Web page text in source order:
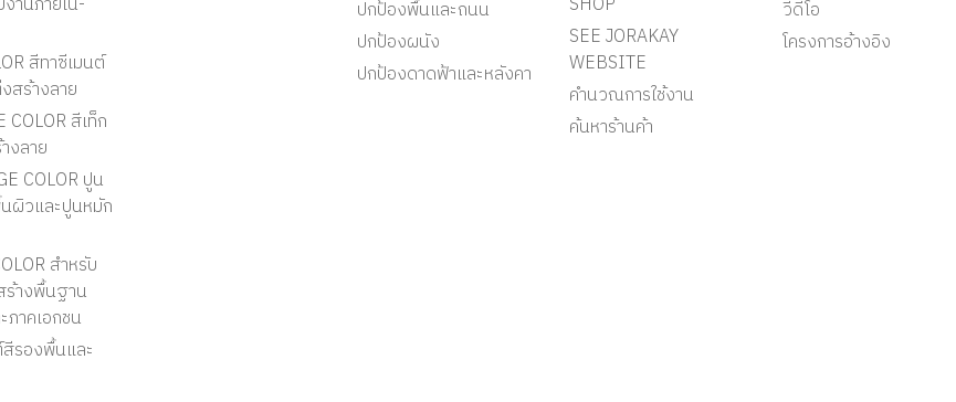
สีทาซีเมนต์
สร้างลาย
COLOR สีเท็ก
งลาย
COLOR ปูน
ผิวและปูนหมัก
สำหรับ
ร้างพื้นฐาน
ภาคเอกชน
รองพื้นและ
ปกป้องพื้นและถนน
ปกป้องผนัง
ปกป้องดาดฟ้าและหลังคา
SEE JORAKAY
WEBSITE
คำนวณการใช้งาน
ค้นหาร้านค้า
วีดีโอ
โครงการอ้างอิง